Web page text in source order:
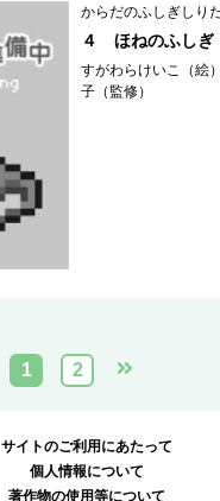
からだのふしぎしり
４ ほねの
すがわらけいこ（絵）
子（監修）
1 2
サイトのご利用にあたって
個人情報について
著作物の使用等について